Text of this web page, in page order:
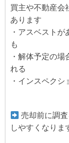
買主や不動産会
あります
・アスベスト
も
・解体予定の
れる
・インスペク
売却前に調
しやすくなりま